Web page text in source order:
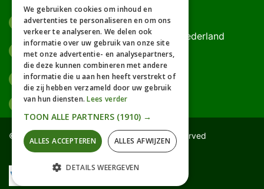
(op afspraak!)
Kantooradres
Bornsedijk 60, 7559 PT Hengelo, Nederland
085-0475588
06-17314481
info@gardline.nl
© 2026 Powered by Gardline™. All Rights Reserved
We gebruiken cookies om inhoud en
advertenties te personaliseren en om ons
verkeer te analyseren. We delen ook
informatie over uw gebruik van onze site
met onze advertentie- en analysepartners,
die deze kunnen combineren met andere
informatie die u aan hen heeft verstrekt of
die zij hebben verzameld door uw gebruik
van hun diensten.Lees verder
TOON ALLE PARTNERS (1910) →
ALLES ACCEPTEREN ALLES AFWIJZEN
DETAILS WEERGEVEN